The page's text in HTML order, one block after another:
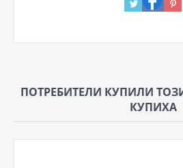
ПОТРЕБИТЕЛИ КУПИЛИ
КУПИХА